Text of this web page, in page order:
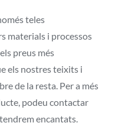
teles
materials i processos
preus més
els nostres teixits i
de la resta. Per a més
podeu contactar
encantats.